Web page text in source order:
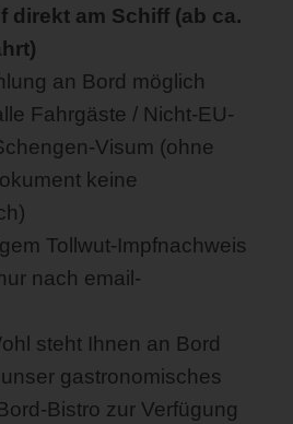
direkt am Schiff (ab ca.
an Bord möglich
Fahrgäste / Nicht-EU-
Visum (ohne
keine
Tollwut-Impfnachweis
nach email-
steht Ihnen an Bord
gastronomisches
Bistro zur Verfügung